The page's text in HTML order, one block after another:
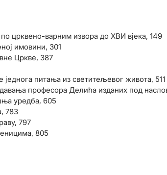
црквено-варним извора до XВИ вјека, 149
имовини, 301
Цркве, 387
питања из светитељевог живота, 511
професора Делића изданих под
уредба, 605
783
797
805